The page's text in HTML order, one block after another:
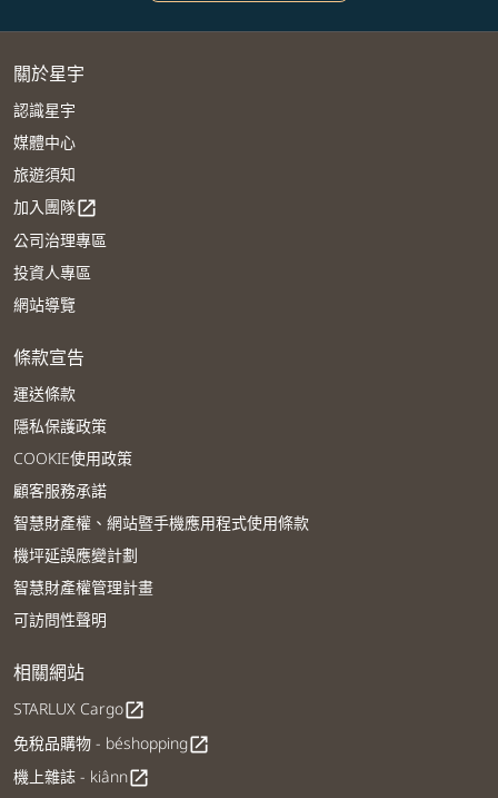
關於星宇
認識星宇
媒體中心
旅遊須知
加入團隊open_in_new
公司治理專區
投資人專區
網站導覽
條款宣告
運送條款
隱私保護政策
COOKIE使用政策
顧客服務承諾
智慧財產權、網站暨手機應用程式使用條款
機坪延誤應變計劃
智慧財產權管理計畫
可訪問性聲明
相關網站
STARLUX Cargoopen_in_new
免稅品購物 - béshoppingopen_in_new
機上雜誌 - kiânnopen_in_new